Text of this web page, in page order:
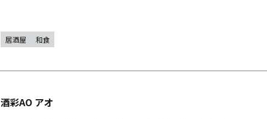
居酒屋 和食
酒彩AO アオ